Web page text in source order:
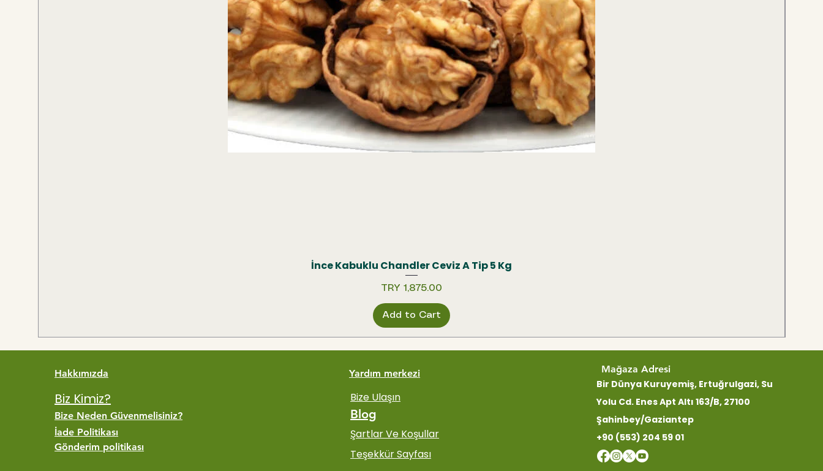
Quick View
İnce Kabuklu Chandler Ceviz A Tip 5 Kg
Price
TRY 1,875.00
Add to Cart
Hakkımızda
Biz Kimiz?
Bize Neden Güvenmelisiniz?
İade Politikası
Gönderim politikası
Yardım merkezi
Bize Ulaşın
Blog
Şartlar Ve Koşullar
Teşekkür Sayfası
Mağaza Adresi
Bir Dünya Kuruyemiş, Ertuğrulgazi, Su
Yolu Cd. Enes Apt Altı 163/B, 27100
Şahinbey/Gaziantep
+90 (553) 204 59 01